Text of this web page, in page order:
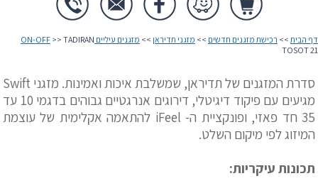
דף הבית >> רכישת מזגנים חדשים >> מזגני תדיראן >> מזגנים עיליים ON-OFF >> TADIRAN
TOSOT 21
סדרת המזגנים של תדיראן, שמשלבת איכות ואמינות. מזגני Swift
מגיעים עם פיקוד דיגיטלי, דירוגים אנרגטיים גבוהים בדגמי 10 עד
35 חד פאזי, ופונקציית ה- iFeel להתאמה אקלימית של עוצמת
המיזוג לפי מיקום השלט.
תכונות עיקריות: